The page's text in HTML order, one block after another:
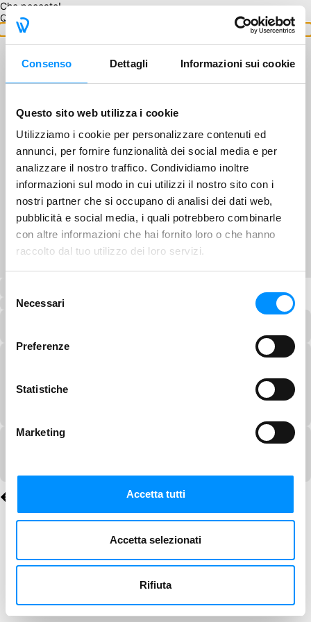
Consenso Dettagli Informazioni sui cookie
Questo sito web utilizza i cookie
Utilizziamo i cookie per personalizzare contenuti ed
annunci, per fornire funzionalità dei social media e per
analizzare il nostro traffico. Condividiamo inoltre
informazioni sul modo in cui utilizzi il nostro sito con i
nostri partner che si occupano di analisi dei dati web,
pubblicità e social media, i quali potrebbero combinarle
con altre informazioni che hai fornito loro o che hanno
raccolto dal tuo utilizzo dei loro servizi.
delNecessari
Preferenze
Statistiche
Marketing
Accetta tutti
Accetta selezionati
Rifiuta
Che peccato!
Questo GA non è disponibile.